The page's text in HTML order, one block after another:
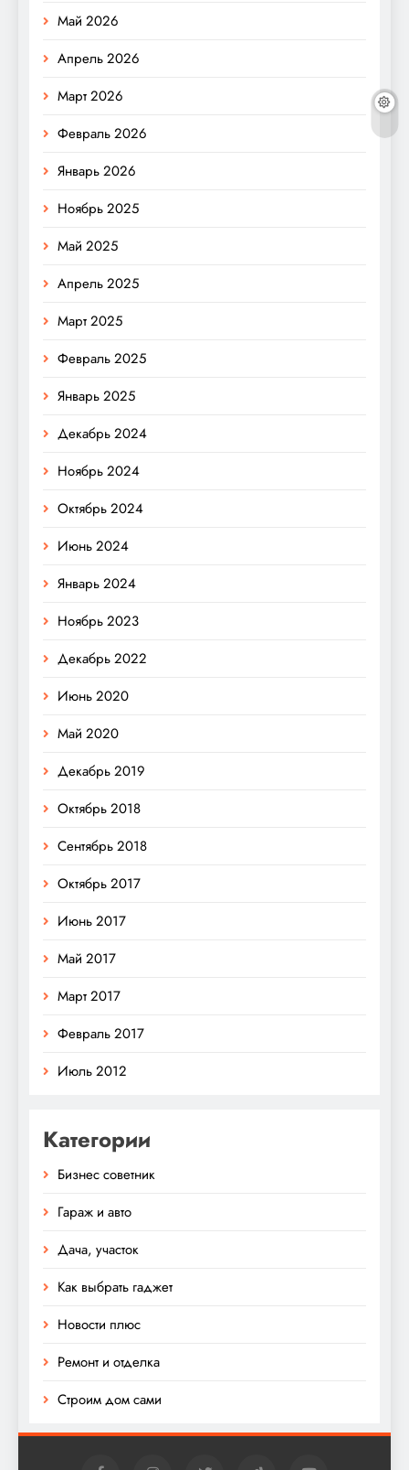
Май 2026
Апрель 2026
Март 2026
Февраль 2026
Январь 2026
Ноябрь 2025
Май 2025
Апрель 2025
Март 2025
Февраль 2025
Январь 2025
Декабрь 2024
Ноябрь 2024
Октябрь 2024
Июнь 2024
Январь 2024
Ноябрь 2023
Декабрь 2022
Июнь 2020
Май 2020
Декабрь 2019
Октябрь 2018
Сентябрь 2018
Октябрь 2017
Июнь 2017
Май 2017
Март 2017
Февраль 2017
Июль 2012
Категории
Бизнес советник
Гараж и авто
Дача, участок
Как выбрать гаджет
Новости плюс
Ремонт и отделка
Строим дом сами